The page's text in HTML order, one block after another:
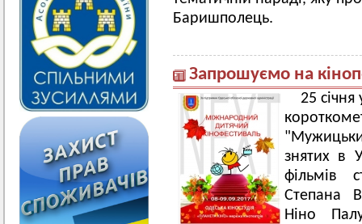
Баришполець.
Запрошуємо на
25
знятих в
фільмів
Степана
Ніно